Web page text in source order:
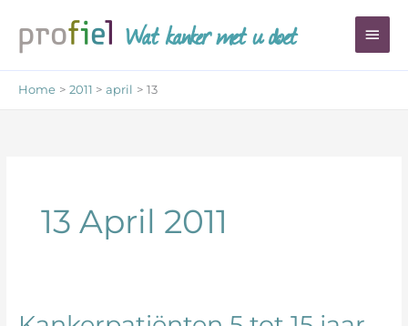
naar
inhoud
Wat kanker met u doet
Home 2011 april 13
13 April 2011
Kankerpatiënten